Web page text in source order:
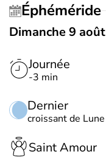
Éphéméride
Dimanche 9 août
Journée
-3 min
Dernier
croissant de Lune
Saint Amour